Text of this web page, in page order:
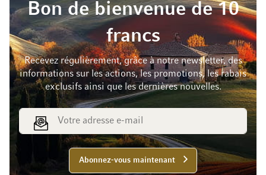
Bon de bienvenue de 10
francs
Recevez régulièrement, grâce à notre newsletter, des
informations sur les actions, les promotions, les rabais
exclusifs ainsi que les dernières nouvelles.
Adresse e-mail
Abonnez-vous maintenant